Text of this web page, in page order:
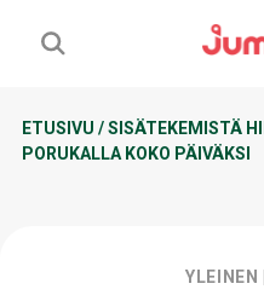
ETUSIVU /SISÄTEKEMISTÄ
PORUKALLA KOKO PÄIVÄKSI
YLEINEN